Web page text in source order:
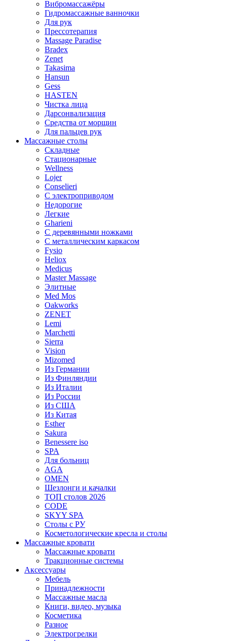
Вибромассажёры
Гидромассажные ванночки
Для рук
Прессотерапия
Massage Paradise
Bradex
Zenet
Takasima
Hansun
Gess
HASTEN
Чистка лица
Дарсонвализация
Средства от морщин
Для пальцев рук
Массажные столы
Складные
Стационарные
Wellness
Lojer
Conselieri
С электроприводом
Недорогие
Легкие
Gharieni
С деревянными ножками
С металлическим каркасом
Fysio
Heliox
Medicus
Master Massage
Элитные
Med Mos
Oakworks
ZENET
Lemi
Marchetti
Sierra
Vision
Mizomed
Из Германии
Из Финляндии
Из Италии
Из России
Из США
Из Китая
Esther
Sakura
Benessere iso
SPA
Для больниц
AGA
OMEN
Шезлонги и качалки
ТОП столов 2026
CODE
SKYY SPA
Столы с РУ
Косметологические кресла и столы
Массажные кровати
Массажные кровати
Тракционные системы
Аксессуары
Мебель
Принадлежности
Массажные масла
Книги, видео, музыка
Косметика
Разное
Электрогрелки